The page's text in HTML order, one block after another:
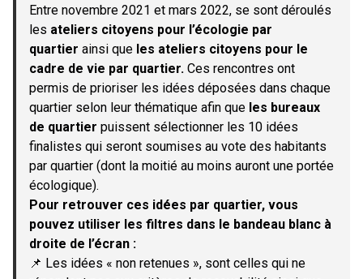
Entre novembre 2021 et mars 2022, se sont déroulés
les ateliers citoyens pour l’écologie par
quartier ainsi que les ateliers citoyens pour le
cadre de vie par quartier. Ces rencontres ont
permis de prioriser les idées déposées dans chaque
quartier selon leur thématique afin que les bureaux
de quartier puissent sélectionner les 10 idées
finalistes qui seront soumises au vote des habitants
par quartier (dont la moitié au moins auront une portée
écologique).
Pour retrouver ces idées par quartier, vous
pouvez utiliser les filtres dans le bandeau blanc à
droite de l’écran :
📌 Les idées « non retenues », sont celles qui ne